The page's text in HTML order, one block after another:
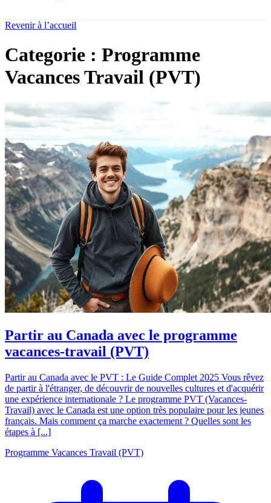
Revenir à l’accueil
Categorie : Programme
Vacances Travail (PVT)
Partir au Canada avec le programme
vacances-travail (PVT)
Partir au Canada avec le PVT : Le Guide Complet 2025 Vous rêvez
de partir à l'étranger, de découvrir de nouvelles cultures et d'acquérir
une expérience internationale ? Le programme PVT (Vacances-
Travail) avec le Canada est une option très populaire pour les jeunes
français. Mais comment ça marche exactement ? Quelles sont les
étapes à [...]
Programme Vacances Travail (PVT)